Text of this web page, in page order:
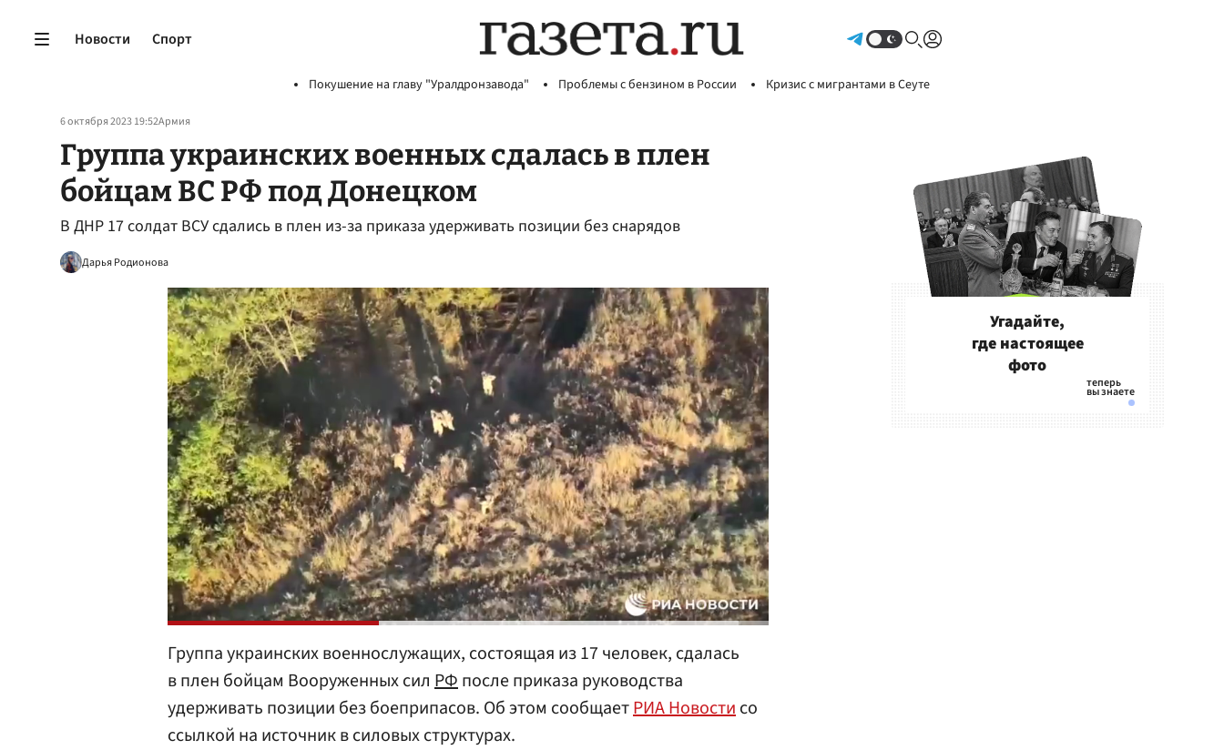
Новости Спорт
Покушение на главу "Уралдронзавода" Проблемы с бензином в России Кризис с мигрантами в Сеуте
6 октября 2023 19:52Армия
Группа украинских военных сдалась в плен
бойцам ВС РФ под Донецком
В ДНР 17 солдат ВСУ сдались в плен из-за приказа удерживать позиции без снарядов
Дарья Родионова
Группа украинских военнослужащих, состоящая из 17 человек, сдалась
в плен бойцам Вооруженных сил РФпосле приказа руководства
удерживать позиции без боеприпасов. Об этом сообщаетРИА Новостисо
ссылкой на источник в силовых структурах.
Угадайте,
где настоящее
фото